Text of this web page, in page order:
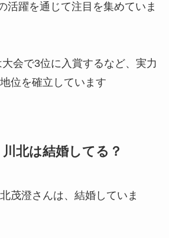
活躍を通じて注目を集めていま
会で3位に入賞するなど、実力
位を確立しています
北は結婚してる？
茂澄さんは、結婚していま